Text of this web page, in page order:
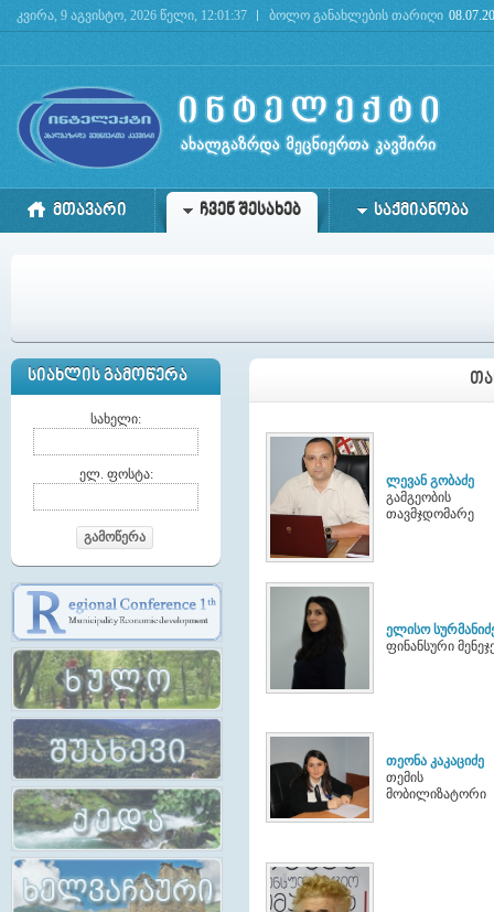
Deprecated: mysql_connect(): The mysql extension is deprecated and will be removed in
კვირა, 9 აგვისტო, 2026 წელი, 12:01:37 ბოლო განახლების თარიღი
ᲛᲗᲐᲕᲐᲠᲘ ᲩᲕᲔᲜ ᲨᲔᲡᲐᲮᲔᲑ ᲡᲐᲥᲛᲘᲐᲜᲝᲑᲐ
ლევან გობაძე
გამგეობის
თავმჯდომარე
ელისო
ფინანსური
თეონა კაკაციძე
თემის
მობილიზატორი
ᲡᲘᲐᲮᲚᲘᲡ ᲒᲐᲛᲝᲬᲔᲠᲐ
სახელი:
ელ. ფოსტა:
გამოწერა